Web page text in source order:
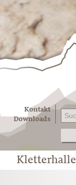
Kontakt
Downloads
Kletterhalle